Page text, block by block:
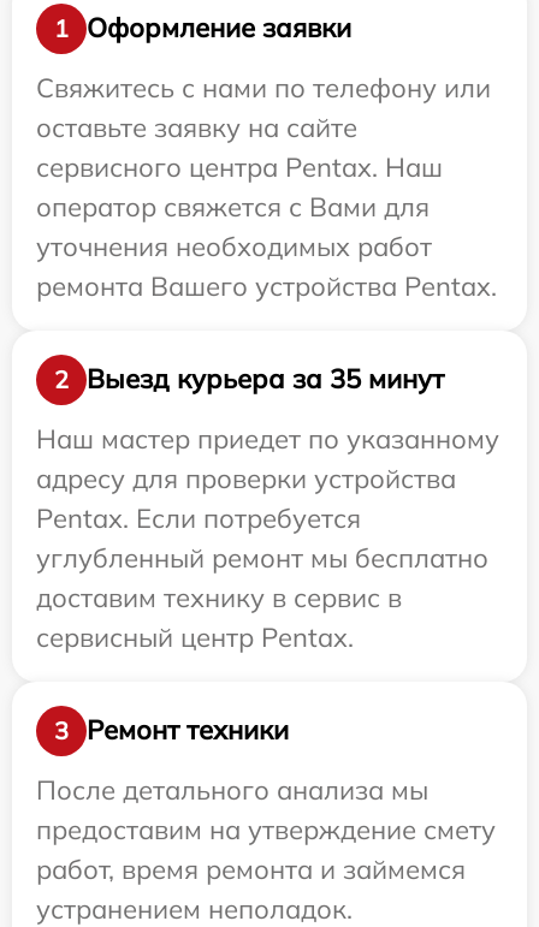
1
Оформление заявки
Свяжитесь с нами по телефону или
оставьте заявку на сайте
сервисного центра Pentax. Наш
оператор свяжется с Вами для
уточнения необходимых работ
ремонта Вашего устройства Pentax.
2
Выезд курьера за 35 минут
Наш мастер приедет по указанному
адресу для проверки устройства
Pentax. Если потребуется
углубленный ремонт мы бесплатно
доставим технику в сервис в
сервисный центр Pentax.
3
Ремонт техники
После детального анализа мы
предоставим на утверждение смету
работ, время ремонта и займемся
устранением неполадок.